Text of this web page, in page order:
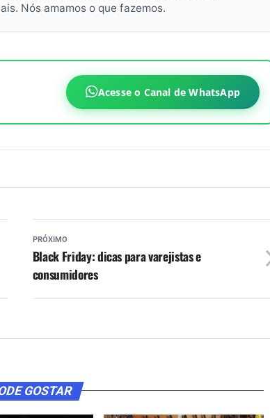
Nós amamos o que fazemos.
Acesse o Canal de WhatsApp
PRÓXIMO
Black Friday: dicas para varejistas e
consumidores
GOSTAR